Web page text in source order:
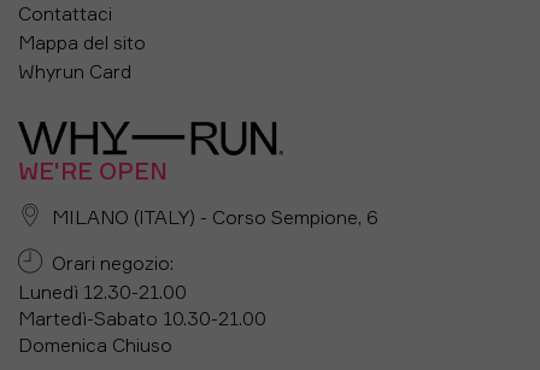
Contattaci
Mappa del sito
Whyrun Card
WE'RE OPEN
MILANO (ITALY) - Corso Sempione, 6
Orari negozio:
Lunedì 12.30-21.00
Martedì-Sabato 10.30-21.00
Domenica Chiuso